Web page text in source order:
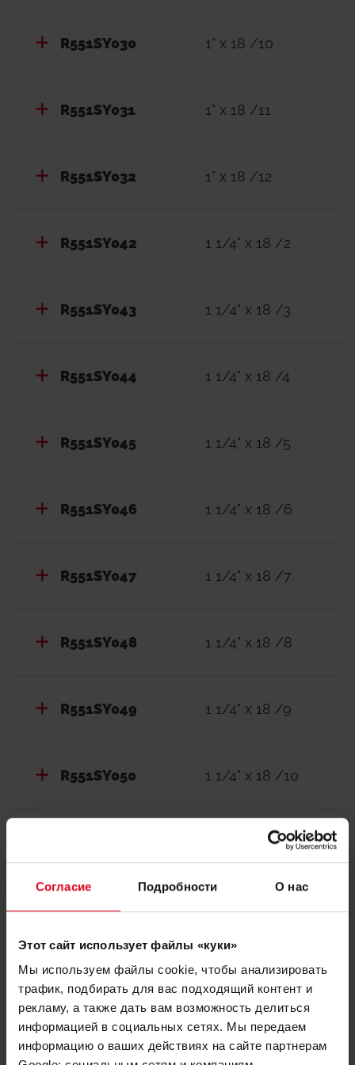
Согласие Подробности О нас
Этот сайт использует файлы «куки»
Мы используем файлы cookie, чтобы анализировать
трафик, подбирать для вас подходящий контент и
рекламу, а также дать вам возможность делиться
информацией в социальных сетях. Мы передаем
информацию о ваших действиях на сайте партнерам
R551SY030 1" x 18 /10
R551SY031 1" x 18 /11
R551SY032 1" x 18 /12
R551SY042 1 1/4" x 18 /2
R551SY043 1 1/4" x 18 /3
R551SY044 1 1/4" x 18 /4
R551SY045 1 1/4" x 18 /5
R551SY046 1 1/4" x 18 /6
R551SY047 1 1/4" x 18 /7
R551SY048 1 1/4" x 18 /8
R551SY049 1 1/4" x 18 /9
R551SY050 1 1/4" x 18 /10
1 1/4" x 18 /11
R551SY052 1 1/4" x 18 /12
для подсоединения трубы использовать адаптеры
base 18 R178, R179, R179M
соединение евроконус